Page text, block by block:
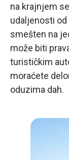
na krajnjem
udaljenosti
smešten na
može biti
turističkim
moraćete
oduzima dah.